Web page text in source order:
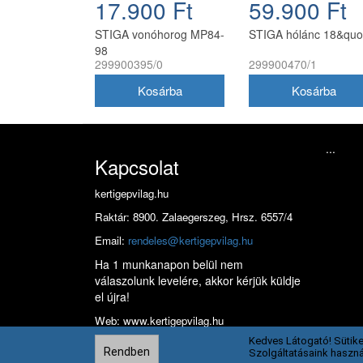
17.900 Ft
STIGA vonóhorog MP84-
98
299900395/0
59.900 Ft
STIGA hólánc
299900470/1
Kapcsolat
kertigepvilag.hu
Raktár: 8900. Zalaegerszeg, Hrsz. 6557/4
Email: rendeles@kertigepvilag.hu
Ha 1 munkanapon belül nem
válaszolunk levelére, akkor kérjük küldje
el újra!
Web: www.kertigepvilag.hu
...
Rendben
Kedves Látogató!
Szolgáltatásaink